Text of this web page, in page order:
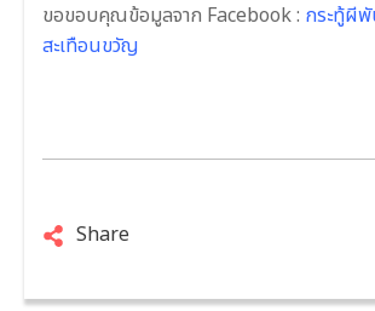
ขอขอบคุณข้อมูลจาก Facebook : กระทู้ผี
สะเทือนขวัญ
Share